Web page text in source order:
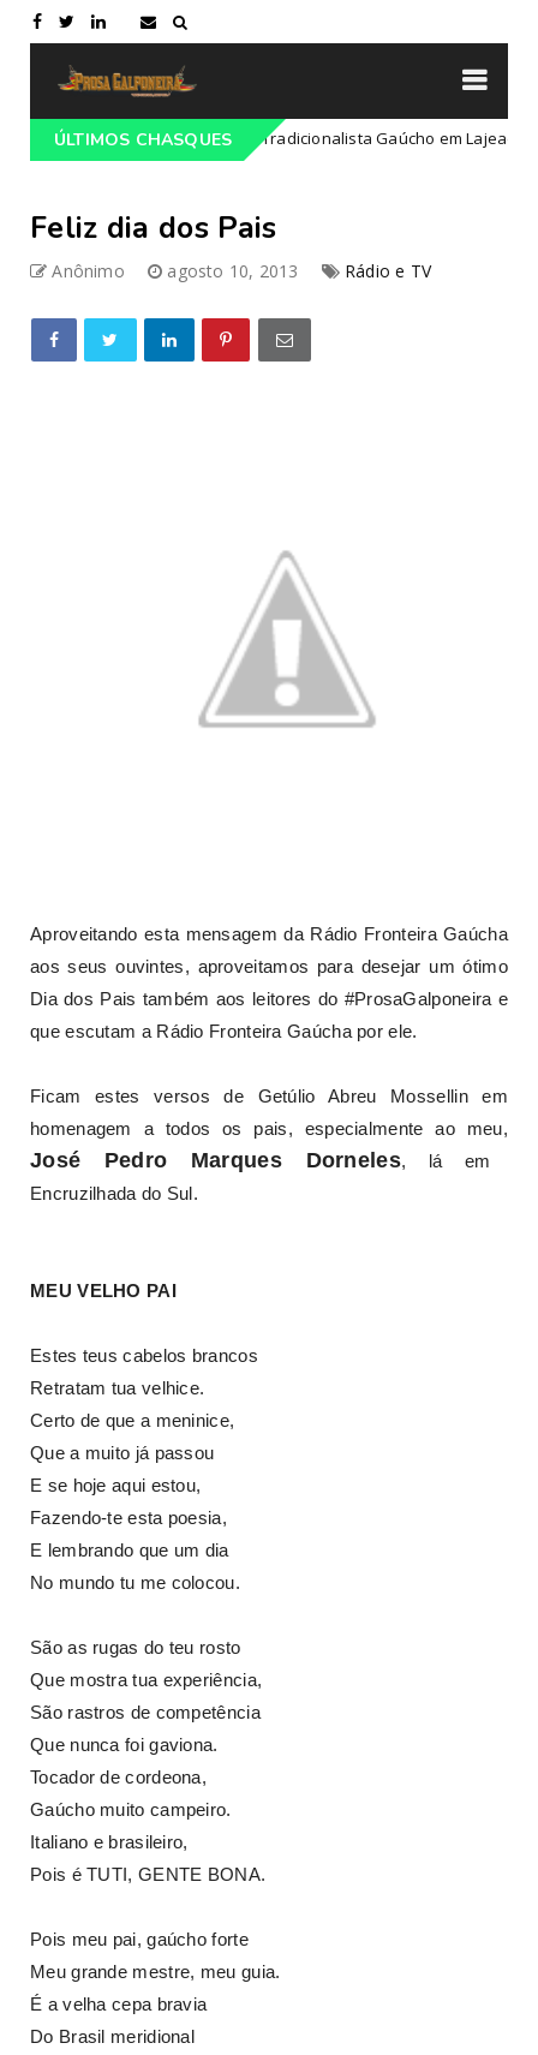
ÚLTIMOS CHASQUES
do 68º Congresso Tradicionalista Gaúcho em Lajeado-RS
Feliz dia dos Pais
Anônimo agosto 10, 2013 Rádio e TV
Aproveitando esta mensagem da Rádio Fronteira Gaúcha
aos seus ouvintes, aproveitamos para desejar um ótimo
Dia dos Pais também aos leitores do #ProsaGalponeira e
que escutam a Rádio Fronteira Gaúcha por ele.
Ficam estes versos de Getúlio Abreu Mossellin em
homenagem a todos os pais, especialmente ao meu,
José Pedro Marques Dorneles, lá em
Encruzilhada do Sul.
MEU VELHO PAI
Estes teus cabelos brancos
Retratam tua velhice.
Certo de que a meninice,
Que a muito já passou
E se hoje aqui estou,
Fazendo-te esta poesia,
E lembrando que um dia
No mundo tu me colocou.
São as rugas do teu rosto
Que mostra tua experiência,
São rastros de competência
Que nunca foi gaviona.
Tocador de cordeona,
Gaúcho muito campeiro.
Italiano e brasileiro,
Pois é TUTI, GENTE BONA.
Pois meu pai, gaúcho forte
Meu grande mestre, meu guia.
É a velha cepa bravia
Do Brasil meridional